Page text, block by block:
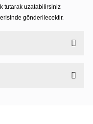
tutarak uzatabilirsiniz
gönderilecektir.